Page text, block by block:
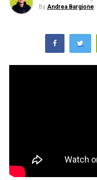
By Andrea Bargione